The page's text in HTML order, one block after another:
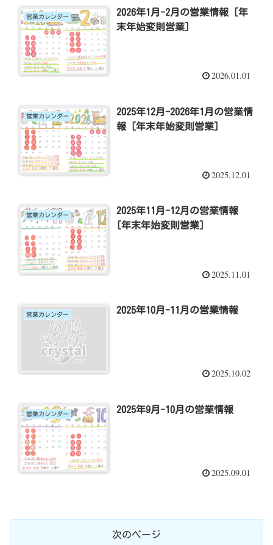
営業カレンダー
2026年1月-2月の営業情報 [年
末年始変則営業]
2026.01.01
営業カレンダー
2025年12月-2026年1月の営業情
報 [年末年始変則営業]
2025.12.01
営業カレンダー
2025年11月-12月の営業情報
[年末年始変則営業]
2025.11.01
営業カレンダー 2025年10月-11月の営業情報
2025.10.02
営業カレンダー 2025年9月-10月の営業情報
2025.09.01
次のページ